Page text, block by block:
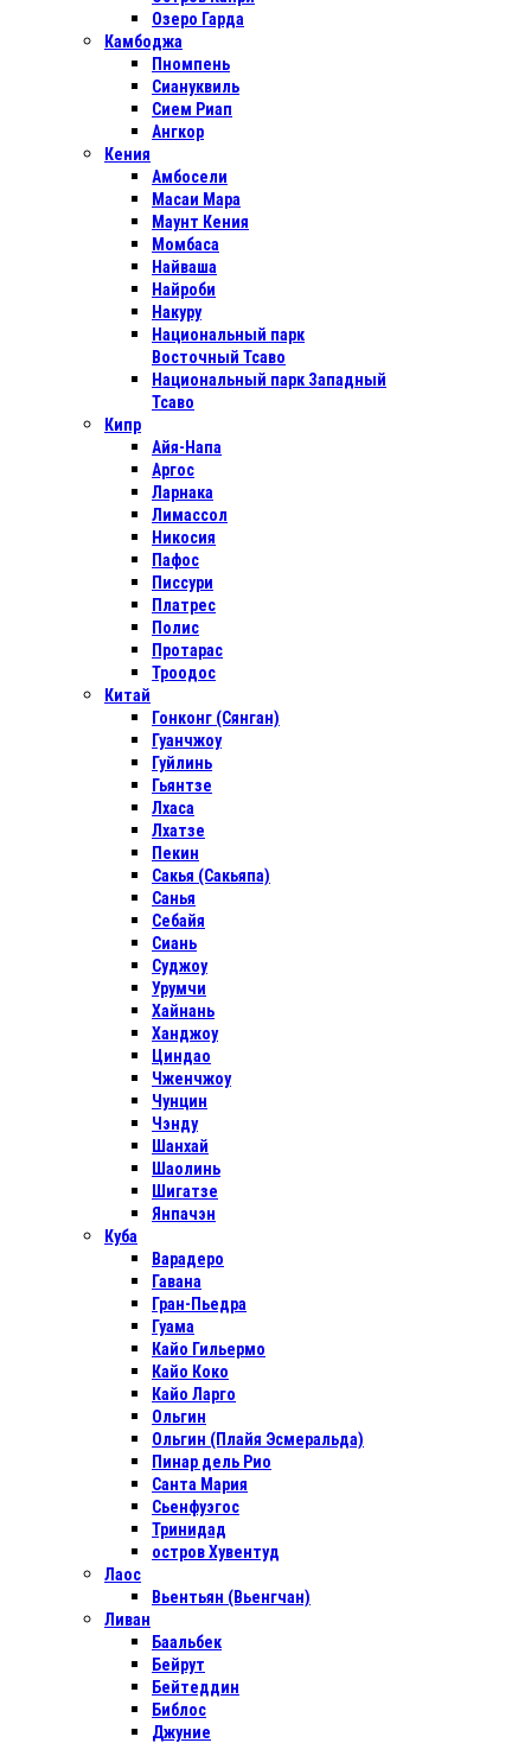
Озеро Гарда
Камбоджа
Пномпень
Сиануквиль
Сием Риап
Ангкор
Кения
Амбосели
Масаи Мара
Маунт Кения
Момбаса
Найваша
Найроби
Накуру
Национальный парк
Восточный Тсаво
Национальный парк Западный
Тсаво
Кипр
Айя-Напа
Аргос
Ларнака
Лимассол
Никосия
Пафос
Писсури
Платрес
Полис
Протарас
Троодос
Китай
Гонконг (Сянган)
Гуанчжоу
Гуйлинь
Гьянтзе
Лхаса
Лхатзе
Пекин
Сакья (Сакьяпа)
Санья
Себайя
Сиань
Суджоу
Урумчи
Хайнань
Ханджоу
Циндао
Чженчжоу
Чунцин
Чэнду
Шанхай
Шаолинь
Шигатзе
Янпачэн
Куба
Варадеро
Гавана
Гран-Пьедра
Гуама
Кайо Гильермо
Кайо Коко
Кайо Ларго
Ольгин
Ольгин (Плайя Эсмеральда)
Пинар дель Рио
Санта Мария
Сьенфуэгос
Тринидад
остров Хувентуд
Лаос
Вьентьян (Вьенгчан)
Ливан
Баальбек
Бейрут
Бейтеддин
Библос
Джуние